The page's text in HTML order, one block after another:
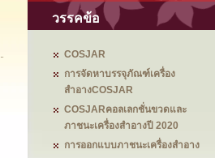
วรรคข้อ
COSJAR
การจัดหาบรรจุภัณฑ์เครื่อง
สำอางCOSJAR
COSJARคอลเลกชั่นขวดและ
ภาชนะเครื่องสำอางปี 2020
การออกแบบภาชนะเครื่องสำอาง